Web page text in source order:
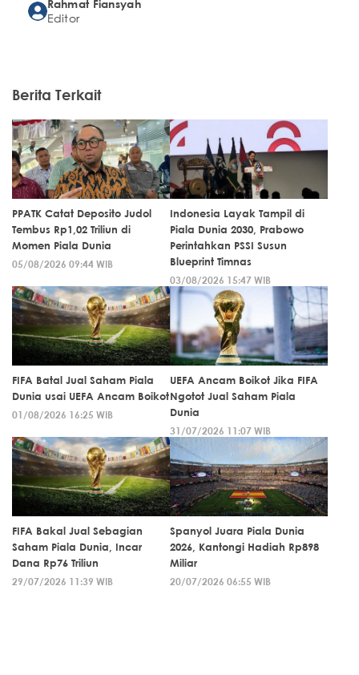
Rahmat Fiansyah
Editor
Berita Terkait
PPATK Catat Deposito Judol
Tembus Rp1,02 Triliun di
Momen Piala Dunia
05/08/2026 09:44 WIB
Indonesia Layak Tampil di
Piala Dunia 2030, Prabowo
Perintahkan PSSI Susun
Blueprint Timnas
03/08/2026 15:47 WIB
FIFA Batal Jual Saham Piala
Dunia usai UEFA Ancam Boikot
01/08/2026 16:25 WIB
UEFA Ancam Boikot Jika FIFA
Ngotot Jual Saham Piala
Dunia
31/07/2026 11:07 WIB
FIFA Bakal Jual Sebagian
Saham Piala Dunia, Incar
Dana Rp76 Triliun
29/07/2026 11:39 WIB
Spanyol Juara Piala Dunia
2026, Kantongi Hadiah Rp898
Miliar
20/07/2026 06:55 WIB